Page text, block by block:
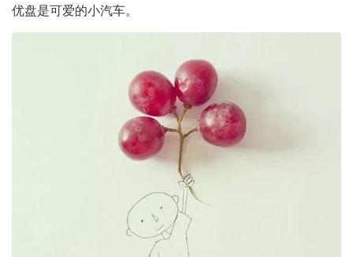
优盘是可爱的小汽车。